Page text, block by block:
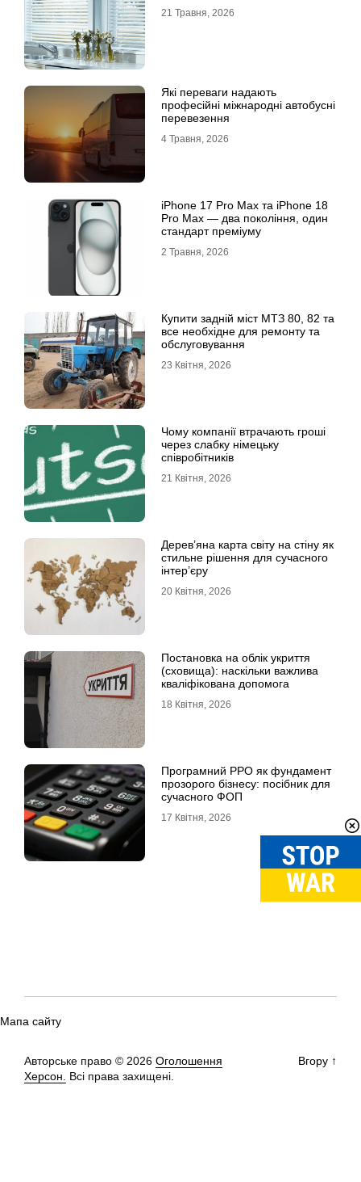
21 Травня, 2026
Які переваги надають
професійні міжнародні автобусні
перевезення
4 Травня, 2026
iРhone 17 Рro Мax та iРhone 18
Рro Мax — два покоління, один
стандарт преміуму
2 Травня, 2026
Купити задній міст МТЗ 80, 82 та
все необхідне для ремонту та
обслуговування
23 Квітня, 2026
Чому компанії втрачають гроші
через слабку німецьку
співробітників
21 Квітня, 2026
Дерев’яна карта світу на стіну як
стильне рішення для сучасного
інтер’єру
20 Квітня, 2026
Постановка на облік укриття
(сховища): наскільки важлива
кваліфікована допомога
18 Квітня, 2026
Програмний РРО як фундамент
прозорого бізнесу: посібник для
сучасного ФОП
17 Квітня, 2026
Мапа сайту
Авторське право © 2026 Оголошення
Херсон.
Всі права захищені.
Вгору ↑